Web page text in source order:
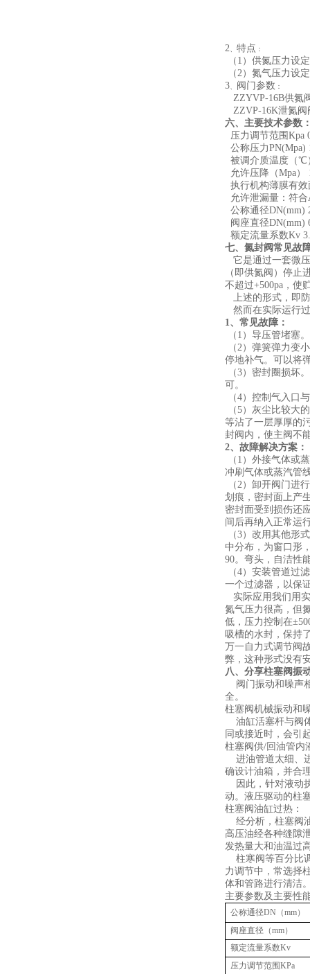
2 特点 ：
（1） 供氮压力设
（2） 氮气压力设
3
阀门参数 ：
ZZYVP-16B供氮
ZZVP-16K泄氮阀
六、主要技术参数
压力调节范围Kpa
公称压力PN(Mpa)
被调介质温度（℃
允许压降（Mpa）
执行机构薄膜有效
允许泄漏量：符
公称通径DN(mm)
阀座直径DN(mm)
额定流量系数Kv
七、氮封阀常见故
它是通过一套微
（即供氮阀）停
不超过+500pa，使
上述的形式，即
然而在实际运行
1、常见故障：
（1）导压管堵塞
（2）弹簧弹力变
停地补气。可以将
（3）密封圈损坏
可。
（4）控制气入口
（5）灰尘比较大
等沾了一层厚厚的
封阀内，使主阀不
2、故障解决方案：
（1）外接气体或
冲刷气体或蒸汽管
（2）卸开阀门进
划痕，密封面上产
密封面受到损伤还
间后再纳入正常运
（3）改用其他形
中分布，为窗口形
90。弯头，自洁性
（4）安装管道过
一个过滤器，以保
实际应用我们用
氮气压力很高，但
低，压力控制在
吸槽的水封，保持
万一自力式调节阀
弊，这种形式没有
八、分享柱塞阀振
阀门振动和噪声
全。
柱塞阀机械振动和
油缸活塞杆与阀
同或接近时，会引
柱塞阀供/回油管内
进油管道太细、
确设计油箱，并合
因此，针对液动
动。液压驱动的柱
柱塞阀油缸过热：
经分析，柱塞阀
高压油经各种缝隙
发热量大和油温过
柱寒阀等百分比
力调节中，常选择
体和管路进行清洁
主要参数
公称通径DN （mm）
阀座直径（mm）
额定流量系数Kv
压力调节范围KPa